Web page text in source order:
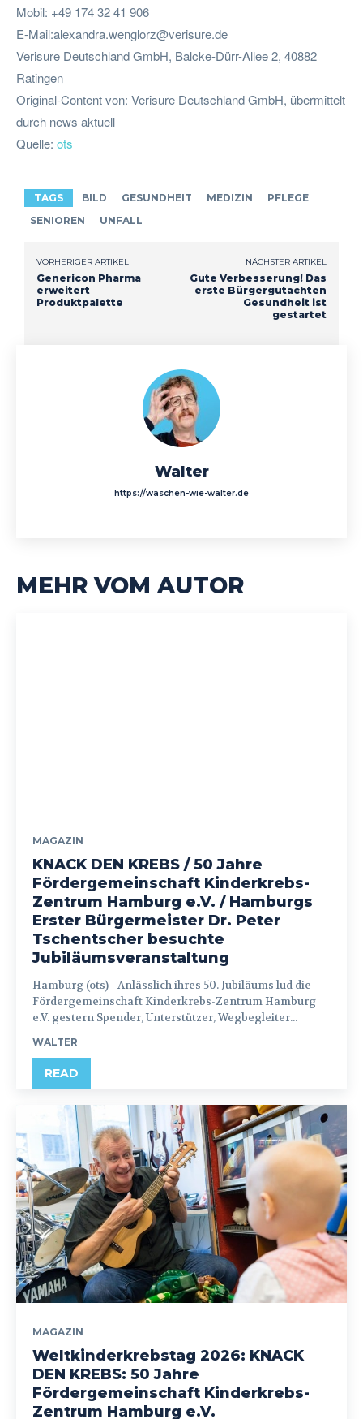
Mobil: +49 174 32 41 906
E-Mail:alexandra.wenglorz@verisure.de
Verisure Deutschland GmbH, Balcke-Dürr-Allee 2, 40882
Ratingen
Original-Content von: Verisure Deutschland GmbH, übermittelt
durch news aktuell
Quelle: ots
TAGS BILD GESUNDHEIT MEDIZIN
PFLEGE
SENIOREN
UNFALL
VORHERIGER ARTIKEL
Genericon Pharma
erweitert
Produktpalette
NÄCHSTER ARTIKEL
Gute Verbesserung! Das
erste Bürgergutachten
Gesundheit ist
gestartet
Walter
https://waschen-wie-walter.de
MEHR VOM AUTOR
MAGAZIN
KNACK DEN KREBS / 50 Jahre
Fördergemeinschaft Kinderkrebs-
Zentrum Hamburg e.V. / Hamburgs
Erster Bürgermeister Dr. Peter
Tschentscher besuchte
Jubiläumsveranstaltung
Hamburg (ots) - Anlässlich ihres 50. Jubiläums lud die
Fördergemeinschaft Kinderkrebs-Zentrum Hamburg
e.V. gestern Spender, Unterstützer, Wegbegleiter...
WALTER
READ
MAGAZIN
Weltkinderkrebstag 2026: KNACK
DEN KREBS: 50 Jahre
Fördergemeinschaft Kinderkrebs-
Zentrum Hamburg e.V.